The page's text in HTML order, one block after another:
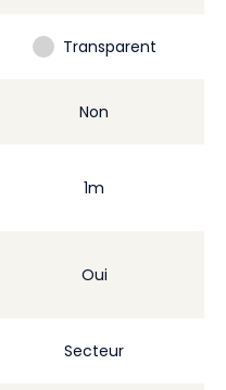
Transparent
Non
1m
Oui
Secteur